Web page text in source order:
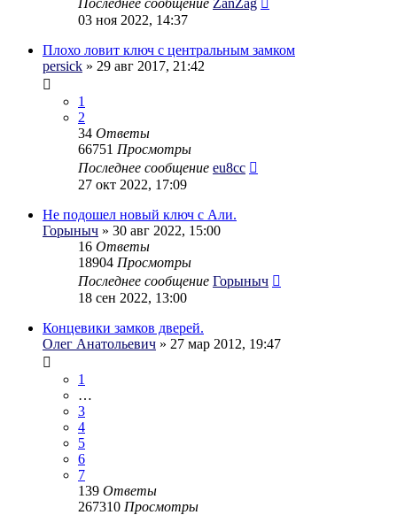
03 ноя 2022, 14:37
Плохо ловит ключ с центральным замком
persick » 29 авг 2017, 21:42
1
2
34 Ответы
66751 Просмотры
Последнее сообщение eu8cc
27 окт 2022, 17:09
Не подошел новый ключ с Али.
Горыныч » 30 авг 2022, 15:00
16 Ответы
18904 Просмотры
Последнее сообщение Горыныч
18 сен 2022, 13:00
Концевики замков дверей.
Олег Анатольевич » 27 мар 2012, 19:47
1
…
3
4
5
6
7
139 Ответы
267310 Просмотры